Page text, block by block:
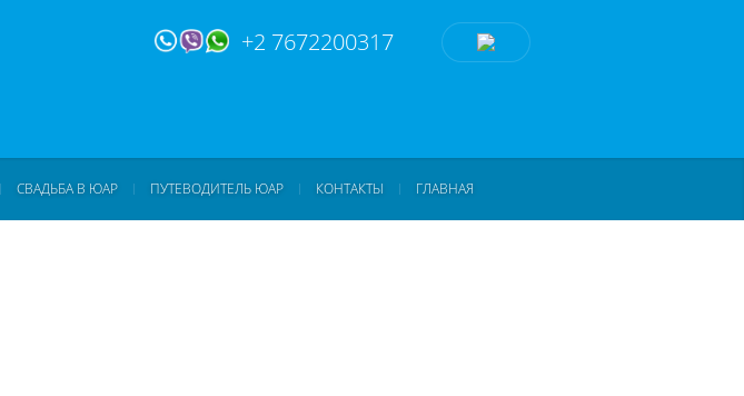
+2 7672200317
СВАДЬБА В ЮАР ПУТЕВОДИТЕЛЬ ЮАР КОНТАКТЫ ГЛАВНАЯ